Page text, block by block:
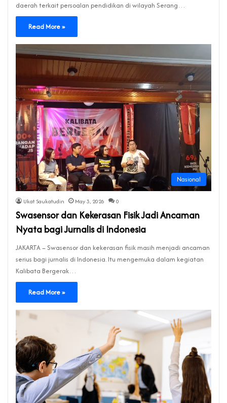
daerah terkait persoalan pendidikan di wilayah Serang…
Read More »
Nasional
Ukat Saukatudin May 3, 2026 0
Swasensor dan Kekerasan Fisik Jadi Ancaman
Nyata bagi Jurnalis di Indonesia
JAKARTA – Swasensor dan kekerasan fisik masih menjadi ancaman
serius bagi jurnalis di Indonesia. Itu mengemuka dalam kegiatan
Kalibata Bergerak…
Read More »